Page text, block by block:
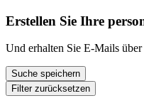
Erstellen Sie Ihre
Und erhalten Sie E-Mails
Suche speichern
Filter zurücksetzen